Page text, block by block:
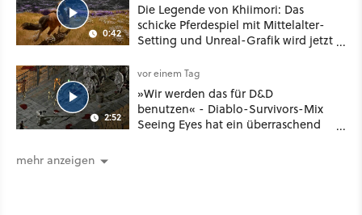
0:42
Die Legende von Khiimori: Das
schicke Pferdespiel mit Mittelalter-
Setting und Unreal-Grafik wird jetzt
2:52
vor einem Tag
»Wir werden das für D&D
benutzen« - Diablo-Survivors-Mix
Seeing Eyes hat ein überraschend
mehr anzeigen